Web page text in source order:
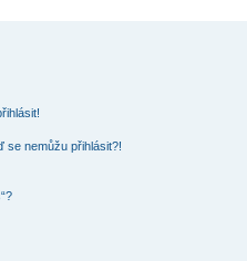
se nemůžu přihlásit?!